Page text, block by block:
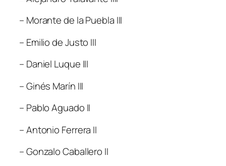
– Morante de la Puebla III
– Emilio de Justo III
– Daniel Luque III
– Ginés Marín III
– Pablo Aguado II
– Antonio Ferrera II
– Gonzalo Caballero II